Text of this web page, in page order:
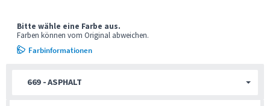
669 - ASPHALT
Bitte wähle eine Farbe aus.
Farben können vom Original abweichen.
Farbinformationen